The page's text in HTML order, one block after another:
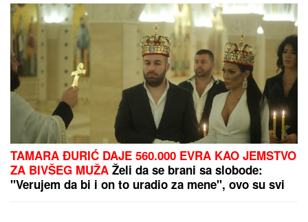
Evo današnjih predloga
za igru "GG"
(MAPE) UPRAVO JE
STIGLA PROGNOZA ZA
SRBIJU I SVE SE MENJA!
Dva naša meteorologa
otkrila kada tačno stiže
totalni obrt: Jedna stvar
će sve razočaratiby Aklamator
PREPORUKA ZA VAS